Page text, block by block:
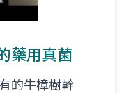
藥用真菌
的牛樟樹幹